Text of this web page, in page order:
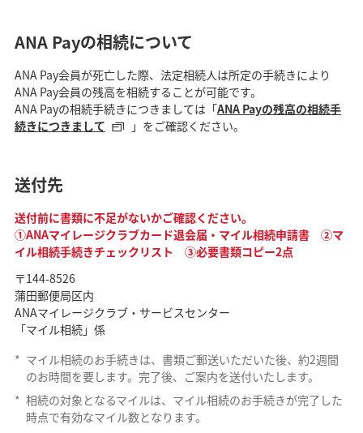
ANA Payの相続について
ANA Pay会員が死亡した際、法定相続人は所定の手続きにより
ANA Pay会員の残高を相続することが可能です。
ANA Payの相続手続きにつきましては「ANA Payの残高の相続手
続きにつきまして
」をご確認ください。
送付先
送付前に書類に不足がないかご確認ください。
①ANAマイレージクラブカード退会届・マイル相続申請書 ②マ
イル相続手続きチェックリスト ③必要書類コピー2点
〒144-8526
蒲田郵便局区内
ANAマイレージクラブ・サービスセンター
「マイル相続」係
* マイル相続のお手続きは、書類ご郵送いただいた後、約2週間
のお時間を要します。完了後、ご案内を送付いたします。
* 相続の対象となるマイルは、マイル相続のお手続きが完了した
時点で有効なマイル数となります。